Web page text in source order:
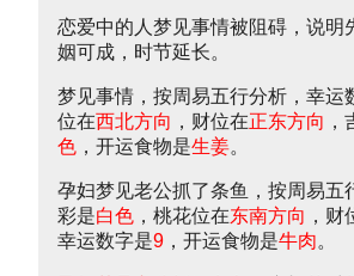
恋爱中的人梦见事情被阻碍，说明
姻可成，时节延长。
梦见事情，按周易五行分析，幸运
位在西北方向 ，财位在正东方向
色 ，开运食物是生姜。
孕妇梦见老公抓了条鱼，按周易五
彩是白色 ，桃花位在东南方向 ，财
幸运数字是9 ，开运食物是牛肉。